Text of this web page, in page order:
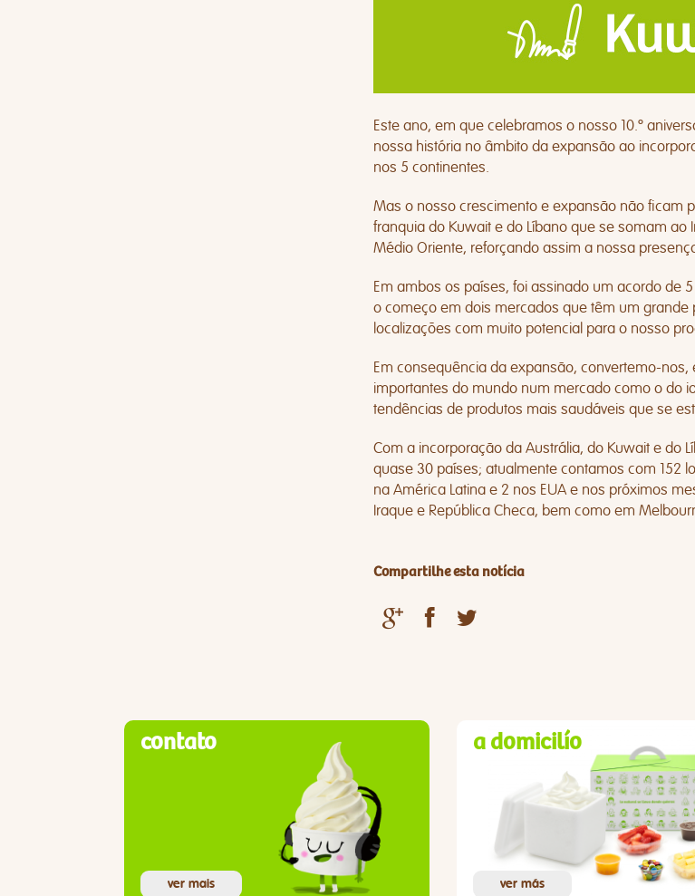
Este ano, em que celebramos o nosso 10.º
nossa história no âmbito da expansão ao
nos 5 continentes.
Mas o nosso crescimento e expansão não ficam
franquia do Kuwait e do Líbano que se somam
Médio Oriente, reforçando assim a nossa
Em ambos os países, foi assinado um acordo de
o começo em dois mercados que têm um
localizações com muito potencial para o nosso
Em consequência da expansão, convertemo-
importantes do mundo num mercado como o do
tendências de produtos mais saudáveis que se
Com a incorporação da Austrália, do Kuwait e do
quase 30 países; atualmente contamos com 152
na América Latina e 2 nos EUA e nos próximos
Iraque e República Checa, bem como em
Compartilhe esta notícia
contato
ver mais
a domicilío
ver más